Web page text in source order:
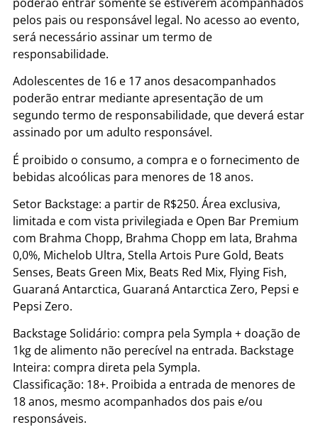
pelos pais ou responsável legal. No acesso ao evento,
será necessário assinar um termo de
responsabilidade.
Adolescentes de 16 e 17 anos desacompanhados
poderão entrar mediante apresentação de um
segundo termo de responsabilidade, que deverá estar
assinado por um adulto responsável.
É proibido o consumo, a compra e o fornecimento de
bebidas alcoólicas para menores de 18 anos.
Setor Backstage: a partir de R$250. Área exclusiva,
limitada e com vista privilegiada e Open Bar Premium
com Brahma Chopp, Brahma Chopp em lata, Brahma
0,0%, Michelob Ultra, Stella Artois Pure Gold, Beats
Senses, Beats Green Mix, Beats Red Mix, Flying Fish,
Guaraná Antarctica, Guaraná Antarctica Zero, Pepsi e
Pepsi Zero.
Backstage Solidário: compra pela Sympla + doação de
1kg de alimento não perecível na entrada. Backstage
Inteira: compra direta pela Sympla.
Classificação: 18+. Proibida a entrada de menores de
18 anos, mesmo acompanhados dos pais e/ou
responsáveis.